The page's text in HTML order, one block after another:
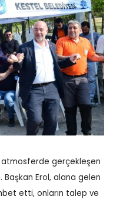
atmosferde gerçekleşen
Erol, alana gelen
etti, onların talep ve